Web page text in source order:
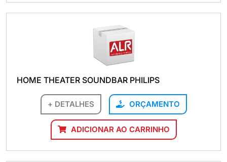
HOME THEATER SOUNDBAR PHILIPS
+ DETALHES ORÇAMENTO
ADICIONAR AO CARRINHO